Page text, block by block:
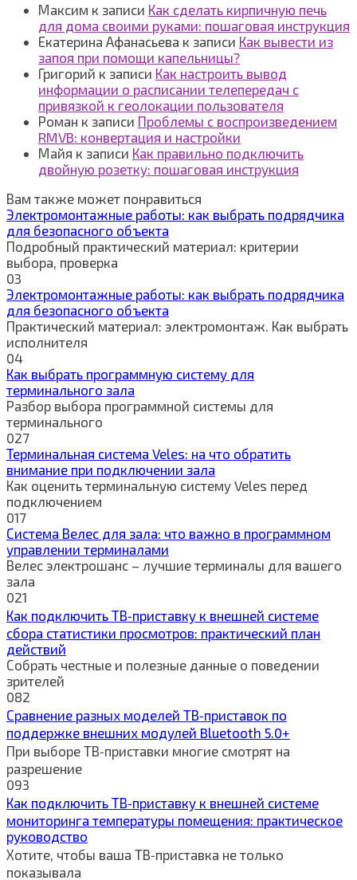
Максим к записи Как сделать кирпичную печь
для дома своими руками: пошаговая инструкция
Екатерина Афанасьева к записи Как вывести из
запоя при помощи капельницы?
Григорий к записи Как настроить вывод
информации о расписании телепередач с
привязкой к геолокации пользователя
Роман к записи Проблемы с воспроизведением
RMVB: конвертация и настройки
Майя к записи Как правильно подключить
двойную розетку: пошаговая инструкция
Вам также может понравиться
Электромонтажные работы: как выбрать подрядчика
для безопасного объекта
Подробный практический материал: критерии
выбора, проверка
03
Электромонтажные работы: как выбрать подрядчика
для безопасного объекта
Практический материал: электромонтаж. Как выбрать
исполнителя
04
Как выбрать программную систему для
терминального зала
Разбор выбора программной системы для
терминального
027
Терминальная система Veles: на что обратить
внимание при подключении зала
Как оценить терминальную систему Veles перед
подключением
017
Система Велес для зала: что важно в программном
управлении терминалами
Велес электрошанс – лучшие терминалы для вашего
зала
021
Как подключить ТВ‑приставку к внешней системе
сбора статистики просмотров: практический план
действий
Собрать честные и полезные данные о поведении
зрителей
082
Сравнение разных моделей ТВ‑приставок по
поддержке внешних модулей Bluetooth 5.0+
При выборе ТВ‑приставки многие смотрят на
разрешение
093
Как подключить ТВ‑приставку к внешней системе
мониторинга температуры помещения: практическое
руководство
Хотите, чтобы ваша ТВ‑приставка не только
показывала